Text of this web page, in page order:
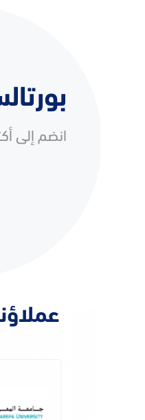
انضم إلى أكثر من